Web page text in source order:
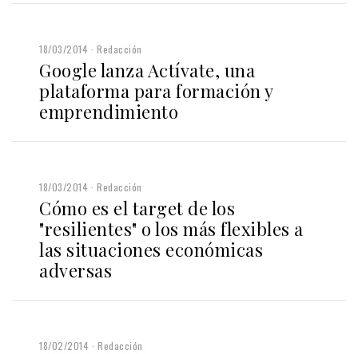
18/03/2014 Redacción
Google lanza Actívate, una
plataforma para formación y
emprendimiento
18/03/2014 Redacción
Cómo es el target de los
"resilientes" o los más flexibles a
las situaciones económicas
adversas
18/02/2014 Redacción